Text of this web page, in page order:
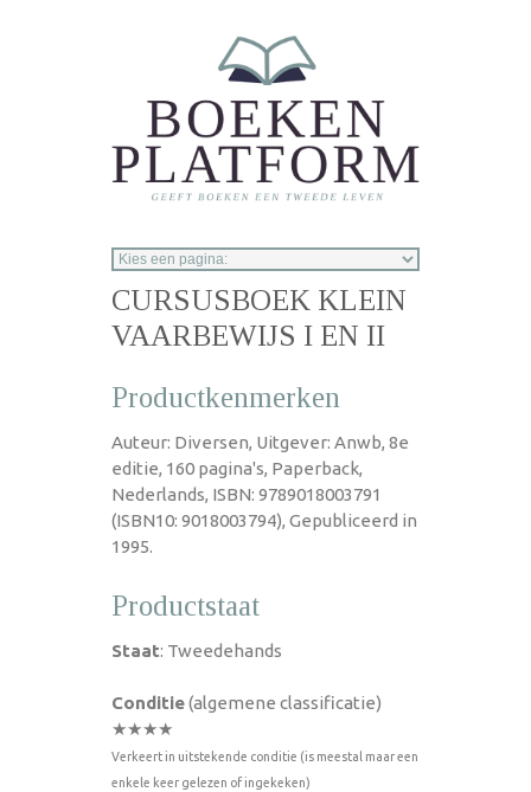
CURSUSBOEK KLEIN
VAARBEWIJS I EN II
Productkenmerken
Auteur: Diversen, Uitgever: Anwb, 8e
editie, 160 pagina's, Paperback,
Nederlands, ISBN: 9789018003791
(ISBN10: 9018003794), Gepubliceerd in
1995.
Productstaat
Staat: Tweedehands
Conditie(algemene classificatie)
★★★★
Verkeert in uitstekende conditie (is meestal maar een
enkele keer gelezen of ingekeken)